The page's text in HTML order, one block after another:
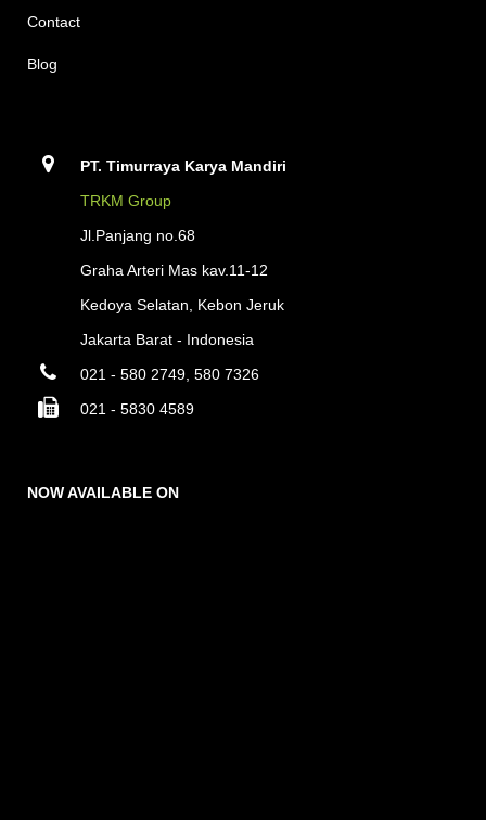
Contact
Blog
PT. Timurraya Karya Mandiri
TRKM Group
Jl.Panjang no.68
Graha Arteri Mas kav.11-12
Kedoya Selatan, Kebon Jeruk
Jakarta Barat - Indonesia
021 - 580 2749, 580 7326
021 - 5830 4589
NOW AVAILABLE ON